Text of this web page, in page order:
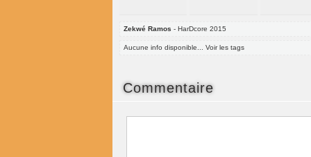
Zekwé Ramos - HarDcore 2015
Aucune info disponible... Voir les tags
Commentaire